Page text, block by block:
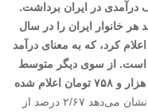
شکاف درآمدی در ایران برداشت.
خانوار ایران را در سال
و ۲۵۸ هزار و ۶۰۰ تومان اعلام کرد، که به معنای درآمد
و ۹۳۸ هزار و ۲۱۶ تومانی است. از سوی دیگر متوسط
هزینه ماهانه هر خانوار هم دو میلیون و ۹۳۸ هزار و ۷۵۸ تومان اعلام شده
. حال آنکه بررسی آمارهای اعلام‌شده نشان می‌دهد ۲/۶۷ درصد از